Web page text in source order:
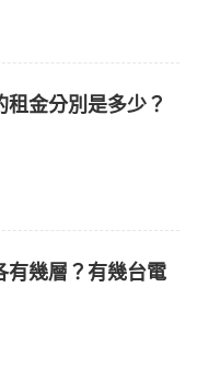
租金分別是多少？
有幾層？有幾台電